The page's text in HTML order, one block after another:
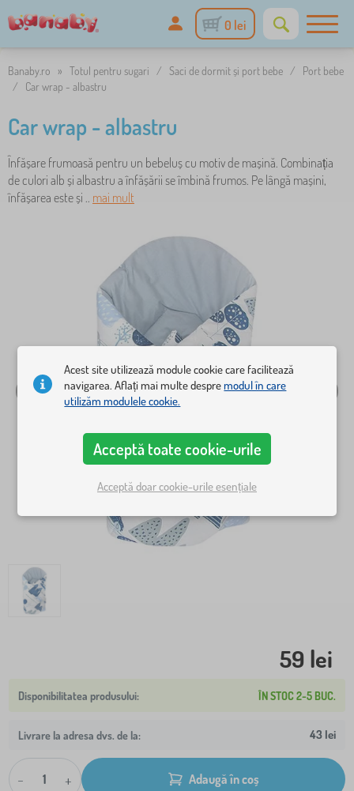
0 lei
Banaby.ro » Totul pentru sugari / Saci de dormit și port bebe /
Port bebe
/
Car wrap - albastru
Car wrap - albastru
Înfășare frumoasă pentru un bebeluș cu motiv de mașină. Combinația
de culori alb și albastru a înfășării se îmbină frumos. Pe lângă mașini,
înfășarea este și .. mai mult
59 lei
ÎN STOC 2-5 BUC.
Livrare la adresa dvs. de la: 43 lei
- + Adaugă în coș
Acest site utilizează module cookie care facilitează
navigarea. Aflați mai multe despremodul în care
utilizăm modulele cookie.
Acceptă toate cookie-urile
Acceptă doar cookie-urile esențiale